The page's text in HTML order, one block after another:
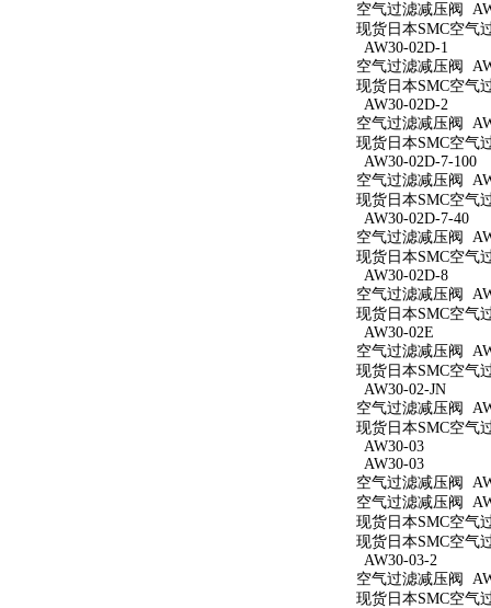
空气过滤减压阀
现货日本SMC空气
AW30-02D-1
空气过滤减压阀
现货日本SMC空气
AW30-02D-2
空气过滤减压阀
现货日本SMC空气
AW30-02D-7-100
空气过滤减压阀
现货日本SMC空气
AW30-02D-7-40
空气过滤减压阀
现货日本SMC空气
AW30-02D-8
空气过滤减压阀
现货日本SMC空气
AW30-02E
空气过滤减压阀
现货日本SMC空气
AW30-02-JN
空气过滤减压阀
现货日本SMC空气
AW30-03
AW30-03
空气过滤减压阀
空气过滤减压阀
现货日本SMC空气
现货日本SMC空气
AW30-03-2
空气过滤减压阀
现货日本SMC空气